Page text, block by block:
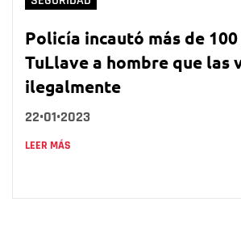
Policía incautó más de
TuLlave a hombre que las
ilegalmente
22•01•2023
LEER MÁS